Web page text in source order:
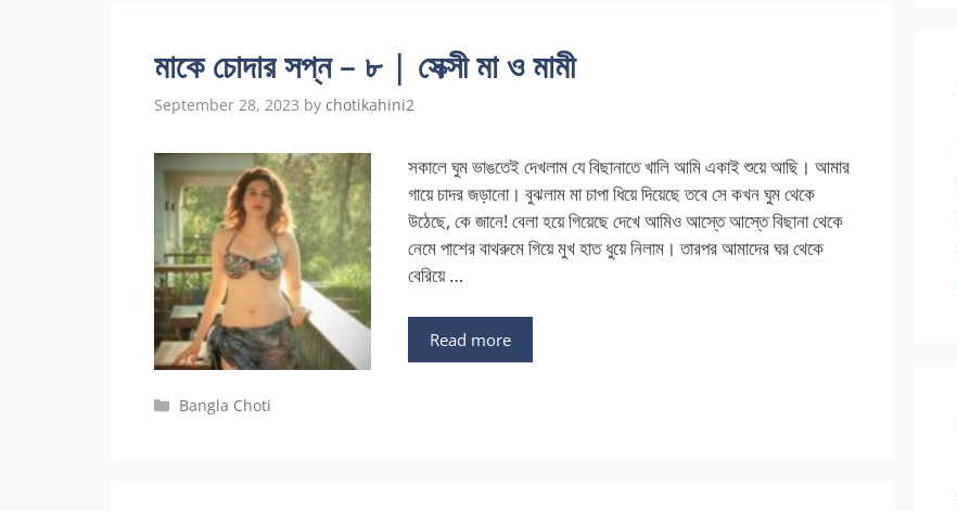
মাকে চোদার সপ্ন – ৮ | সেক্সী মা ও মামী
September 28, 2023 by chotikahini2
সকালে ঘুম ভাঙতেই দেখলাম যে বিছানাতে খালি আমি একাই শুয়ে আছি। আমার
গায়ে চাদর জড়ানো। বুঝলাম মা চাপা ধিয়ে দিয়েছে তবে সে কখন ঘুম থেকে
উঠেছে, কে জানে! বেলা হয়ে গিয়েছে দেখে আমিও আস্তে আস্তে বিছানা থেকে
নেমে পাশের বাথরুমে গিয়ে মুখ হাত ধুয়ে নিলাম। তারপর আমাদের ঘর থেকে
বেরিয়ে …
Read more
Categories
Bangla Choti